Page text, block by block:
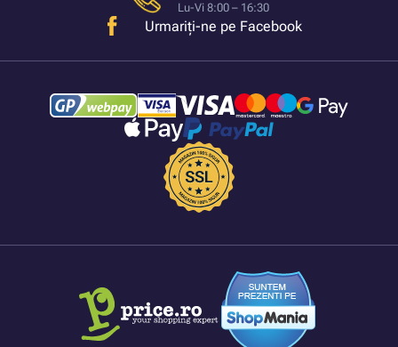
Lu-Vi 8:00 – 16:30
Urmariți-ne pe Facebook